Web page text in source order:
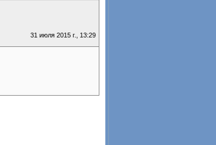
31 июля 2015 г., 13:29